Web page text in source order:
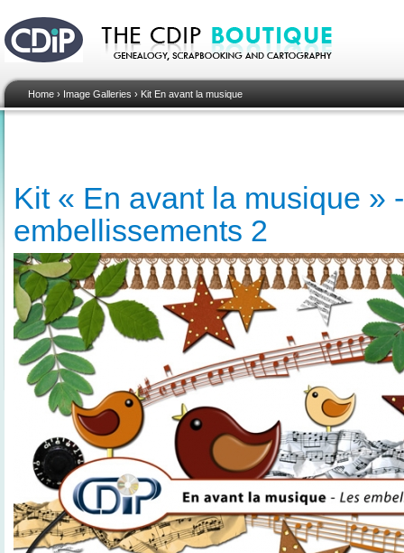
Home › Image Galleries › Kit En avant la musique
Kit « En avant la musique »
embellissements 2